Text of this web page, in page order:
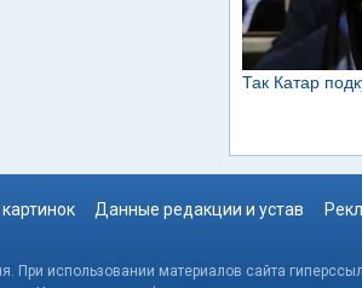
Данные редакции и устав
При использовании материалов сайта